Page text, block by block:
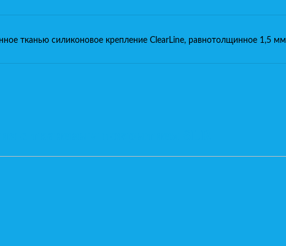
тканью силиконовое крепление ClearLine, равнотолщинное 1,5 мм